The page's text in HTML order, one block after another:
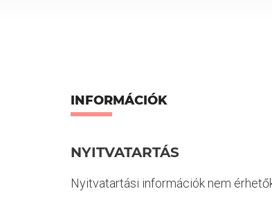
INFORMÁCIÓK
NYITVATARTÁS
Nyitvatartási információk nem érhetők